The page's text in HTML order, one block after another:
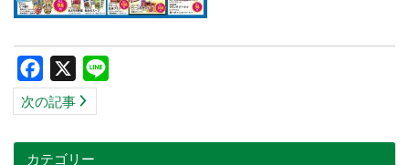
Facebook
次の記事
カテゴリー